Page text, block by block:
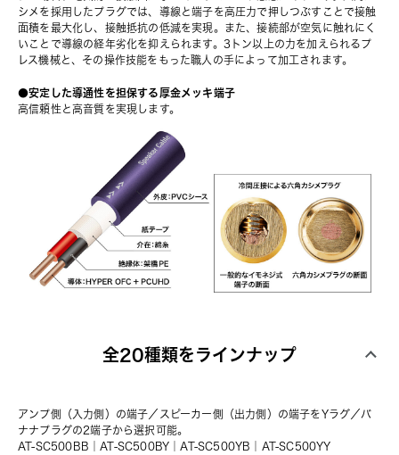
シメを採用したプラグでは、導線と端子を高圧力で押しつぶすことで接触
面積を最大化し、接触抵抗の低減を実現。また、接続部が空気に触れにく
いことで導線の経年劣化を抑えられます。3トン以上の力を加えられるプ
レス機械と、その操作技能をもった職人の手によって加工されます。
●安定した導通性を担保する厚金メッキ端子
高信頼性と高音質を実現します。
全20種類をラインナップ
アンプ側（入力側）の端子／スピーカー側（出力側）の端子をYラグ／バ
ナナプラグの2端子から選択可能。
AT-SC500BB ｜AT-SC500BY ｜AT-SC500YB｜ AT-SC500YY